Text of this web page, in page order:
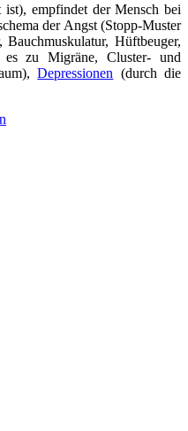
ist), empfindet der Mensch bei
der Angst (Stopp-Muster
Hüftbeuger,
es zu Migräne, Cluster- und
Depressionen (durch die